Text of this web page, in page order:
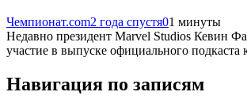
Чемпионат.com2 года спустя01 минуты
Недавно президент Marvel Studios Кевин
участие в выпуске официального подкаста
Навигация по записям